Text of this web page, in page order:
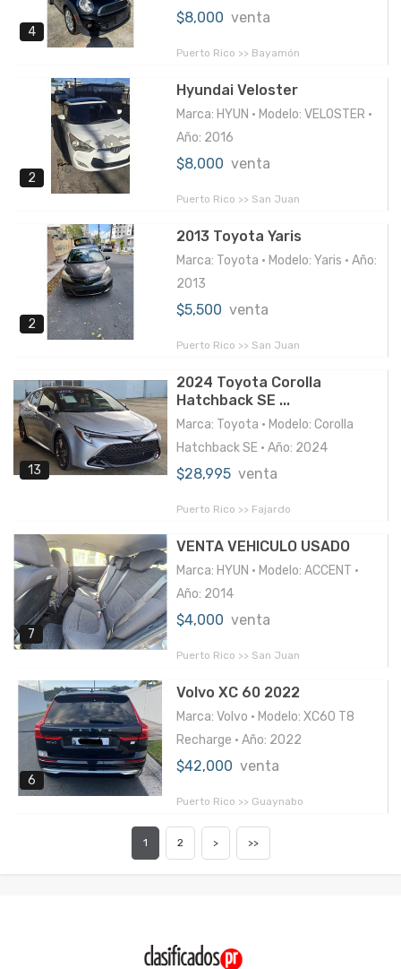
4
$8,000 venta
Puerto Rico >> Bayamón
2
Hyundai Veloster
Marca: HYUN • Modelo: VELOSTER •
Año: 2016
$8,000 venta
Puerto Rico >> San Juan
2
2013 Toyota Yaris
Marca: Toyota • Modelo: Yaris • Año:
2013
$5,500 venta
Puerto Rico >> San Juan
13
2024 Toyota Corolla
Hatchback SE ...
Marca: Toyota • Modelo: Corolla
Hatchback SE • Año: 2024
$28,995 venta
Puerto Rico >> Fajardo
7
VENTA VEHICULO USADO
Marca: HYUN • Modelo: ACCENT •
Año: 2014
$4,000 venta
Puerto Rico >> San Juan
6
Volvo XC 60 2022
Marca: Volvo • Modelo: XC60 T8
Recharge • Año: 2022
$42,000 venta
Puerto Rico >> Guaynabo
1 2 > >>